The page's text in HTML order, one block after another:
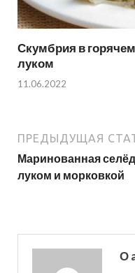
Скумбрия в
луком
11.06.2022
ПРЕДЫДУЩАЯ
Маринованная
луком и морковкой
О